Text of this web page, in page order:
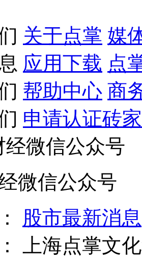
关于点掌 媒
应用下载 点
帮助中心 商
申请认证砖家
微信公众号
股市最新消息
上海点掌文